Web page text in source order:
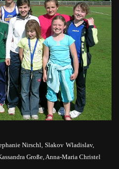
Nirschl, Slakov Wladislav,
Große, Anna-Maria Christel